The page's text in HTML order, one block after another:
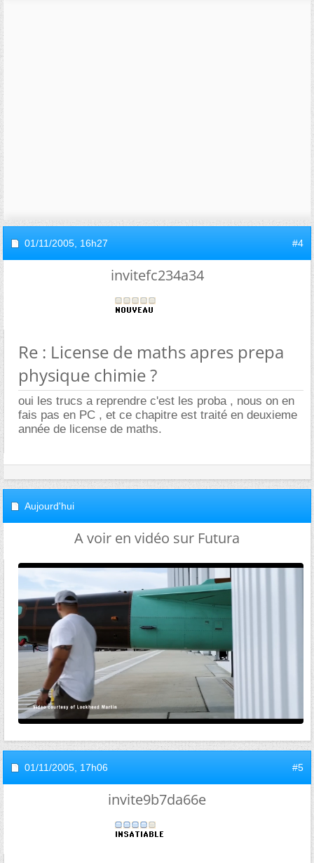
01/11/2005, 16h27 #4
invitefc234a34
Re : License de maths apres prepa
physique chimie ?
oui les trucs a reprendre c'est les proba , nous on en
fais pas en PC , et ce chapitre est traité en deuxieme
année de license de maths.
Aujourd'hui
A voir en vidéo sur Futura
01/11/2005, 17h06 #5
invite9b7da66e